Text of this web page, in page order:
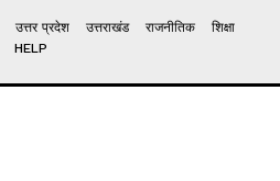
उत्तर प्रदेश उत्तराखंड राजनीतिक
शिक्षा
HELP